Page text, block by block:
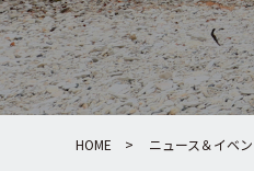
HOME ニュース＆イベ